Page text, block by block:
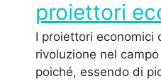
proiettori
I proiettori economici
rivoluzione nel
poiché, essendo di